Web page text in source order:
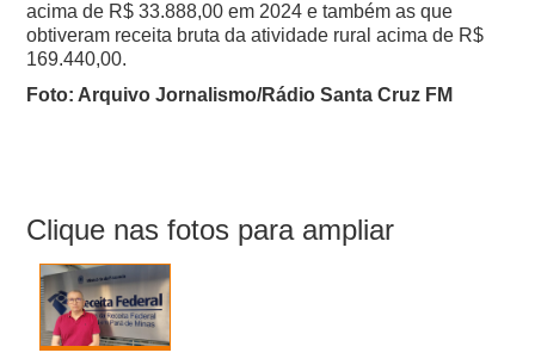
acima de R$ 33.888,00 em 2024 e também as que
obtiveram receita bruta da atividade rural acima de R$
169.440,00.
Foto: Arquivo Jornalismo/Rádio Santa Cruz FM
Clique nas fotos para ampliar